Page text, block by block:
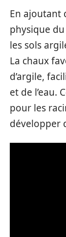
En ajoutant
physique
les sols
La chaux
d’argile,
et de l’eau.
pour les
développer